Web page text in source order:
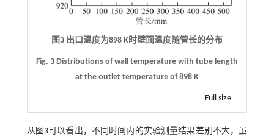
图3 出口温度为898 K时壁面温度随管长的分布
Fig. 3 Distributions of wall temperature with tube length
at the outlet temperature of 898 K
Full size
从图3可以看出，不同时间内的实验测量结果差别不大，虽